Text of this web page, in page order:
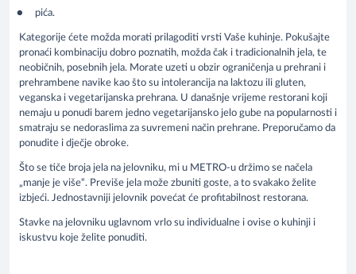
pića.
Kategorije ćete možda morati prilagoditi vrsti Vaše kuhinje. Pokušajte
pronaći kombinaciju dobro poznatih, možda čak i tradicionalnih jela, te
neobičnih, posebnih jela. Morate uzeti u obzir ograničenja u prehrani i
prehrambene navike kao što su intolerancija na laktozu ili gluten,
veganska i vegetarijanska prehrana. U današnje vrijeme restorani koji
nemaju u ponudi barem jedno vegetarijansko jelo gube na popularnosti i
smatraju se nedoraslima za suvremeni način prehrane. Preporučamo da
ponudite i dječje obroke.
Što se tiče broja jela na jelovniku, mi u METRO-u držimo se načela
„manje je više“. Previše jela može zbuniti goste, a to svakako želite
izbjeći. Jednostavniji jelovnik povećat će profitabilnost restorana.
Stavke na jelovniku uglavnom vrlo su individualne i ovise o kuhinji i
iskustvu koje želite ponuditi.